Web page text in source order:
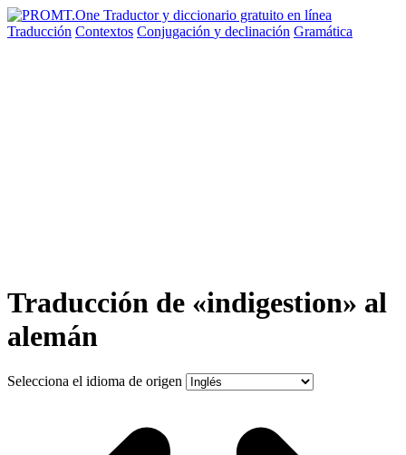
Traducción Contextos Conjugación y declinación Gramática
Traducción de «indigestion» al
alemán
Selecciona el idioma de origen